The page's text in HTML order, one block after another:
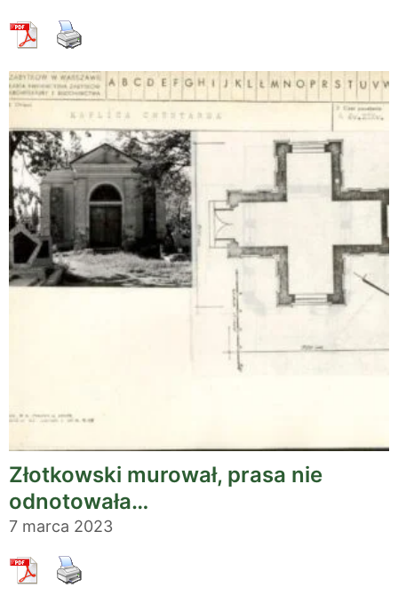
Złotkowski murował, prasa nie
odnotowała…
7 marca 2023